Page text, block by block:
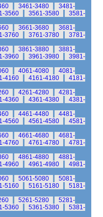
3461-3480
3481-
3560 3561-3580
3581-
3661-3680
3681-
3760 3761-3780
3781-
3861-3880
3881-
3960 3961-3980
3981-
4061-4080
4081-
4160 4161-4180
4181-
4261-4280
4281-
4360 4361-4380
4381-
4461-4480
4481-
4560 4561-4580
4581-
4661-4680
4681-
4760 4761-4780
4781-
4861-4880
4881-
4960 4961-4980
4981-
5061-5080
5081-
5160 5161-5180
5181-
5261-5280
5281-
5360 5361-5380
5381-